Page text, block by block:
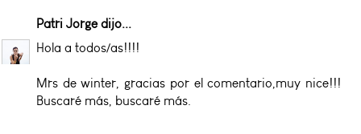
Patri Jorgedijo...
Hola a todos/as!!!!
Mrs de winter, gracias por el comentario,muy nice!!!
Buscaré más, buscaré más.